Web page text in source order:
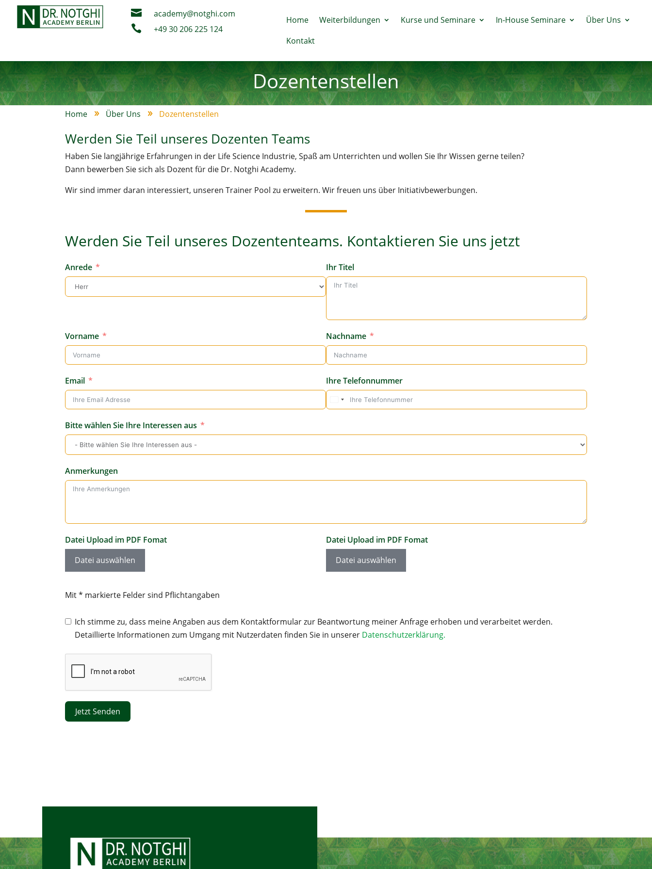

academy@notghi.com

+49 30 206 225 124
Home Weiterbildungen Kurse und Seminare In-House Seminare
Über Uns
Kontakt
Dozentenstellen
Home 9 Über Uns 9 Dozentenstellen
Werden Sie Teil unseres Dozenten Teams
Haben Sie langjährige Erfahrungen in der Life Science Industrie, Spaß am Unterrichten und wollen Sie Ihr Wissen gerne teilen?
Dann bewerben Sie sich als Dozent für die Dr. Notghi Academy.
Wir sind immer daran interessiert, unseren Trainer Pool zu erweitern. Wir freuen uns über Initiativbewerbungen.
Werden Sie Teil unseres Dozententeams. Kontaktieren Sie uns jetzt
Anrede Ihr Titel
Vorname Nachname
Email Ihre Telefonnummer
a
y
9
Bitte wählen Sie Ihre Interessen aus
Anmerkungen
Datei Upload im PDF Fomat
Datei auswählen
Datei Upload im PDF Fomat
Datei auswählen
Mit * markierte Felder sind Pflichtangaben
Ich stimme zu, dass meine Angaben aus dem Kontaktformular zur Beantwortung meiner Anfrage erhoben und verarbeitet werden.
Detaillierte Informationen zum Umgang mit Nutzerdaten finden Sie in unserer Datenschutzerklärung.
Jetzt Senden